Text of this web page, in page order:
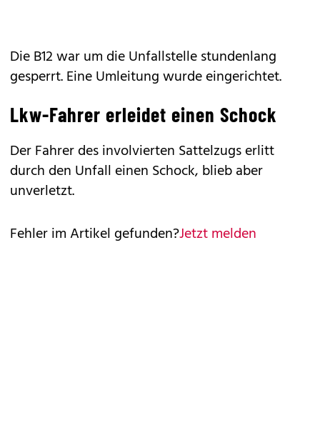
Die B12 war um die Unfallstelle stundenlang
gesperrt. Eine Umleitung wurde eingerichtet.
Lkw-Fahrer erleidet einen Schock
Der Fahrer des involvierten Sattelzugs erlitt
durch den Unfall einen Schock, blieb aber
unverletzt.
Fehler im Artikel gefunden?Jetzt melden